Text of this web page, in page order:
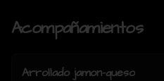
Acompañamientos
Arrollado jamon-queso